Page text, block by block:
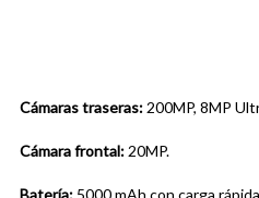
Cámaras traseras:200MP, 8MP
Cámara frontal:20MP.